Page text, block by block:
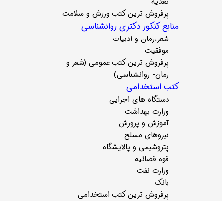
پرفروش ترین کتب ورزش و سلامت
منابع کنکور دکتری روانشناسی
شعر،رمان و ادبیات
موفقیت
پرفروش ترین کتب عمومی (شعر و
رمان- روانشناسی)
کتب استخدامی
دستگاه های اجرایی
وزارت بهداشت
آموزش و پرورش
نیروهای مسلح
پتروشیمی و پالایشگاه
قوه قضائیه
وزارت نفت
بانک
پرفروش ترین کتب استخدامی